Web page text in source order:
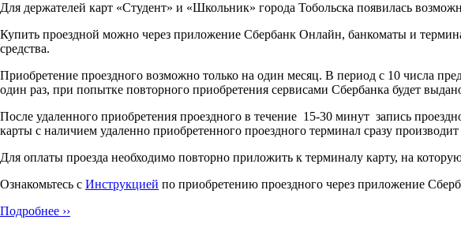
Для держателей карт «Студент» и «Школьник» города Тобольска появилась
Купить проездной можно через приложение Сбербанк Онлайн, банкоматы и
средства.
Приобретение проездного возможно только на один месяц. В период с 10 числа
один раз, при попытке повторного приобретения сервисами Сбербанка будет
После удаленного приобретения проездного в течение 15-30 минут запись
карты с наличием удаленно приобретенного проездного терминал сразу
Для оплаты проезда необходимо повторно приложить к терминалу карту, на
Ознакомьтесь с Инструкцией по приобретению проездного через приложение
Подробнее ››